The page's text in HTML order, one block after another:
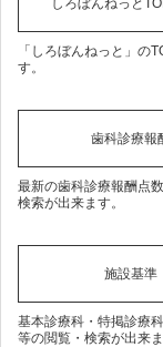
しろぼんねっと
「しろぼんねっと」の
す。
歯科診療報
最新の歯科診療報酬点
検索が出来ます。
施設基準
基本診療科・特掲診療
等の閲覧・検索が出来ま